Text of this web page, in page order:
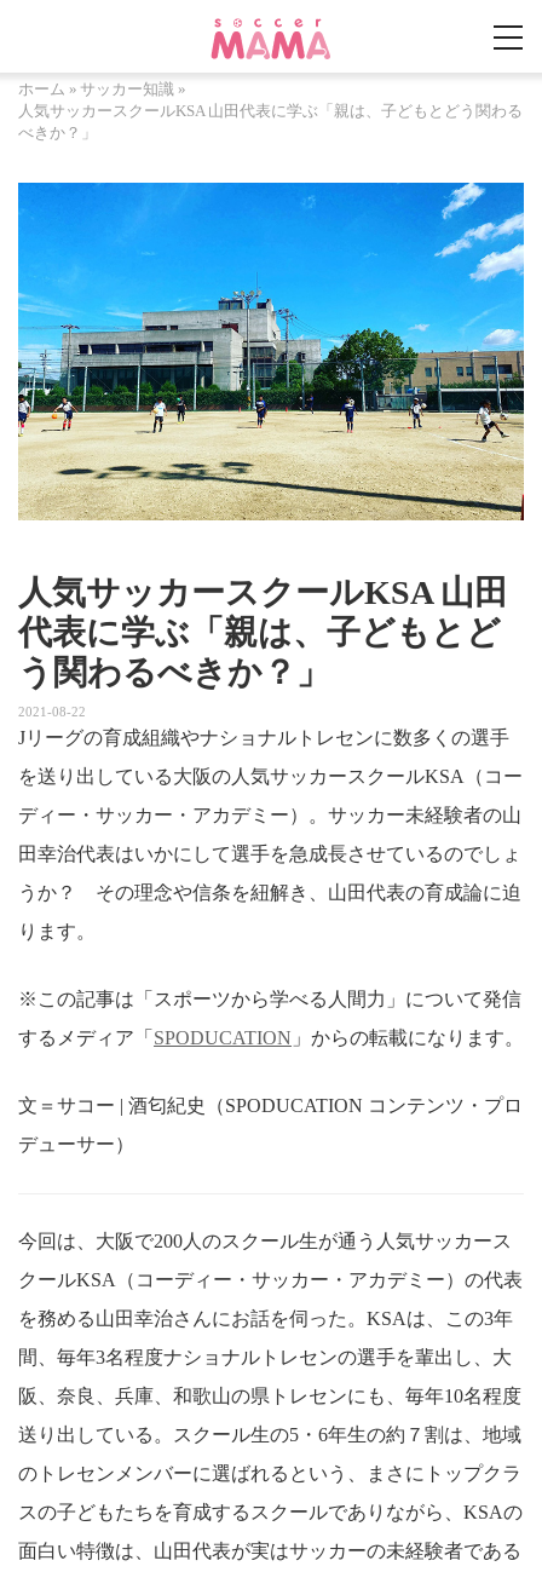
ホーム » サッカー知識 »
人気サッカースクールKSA 山田代表に学ぶ「親は、子どもとどう関わる
べきか？」
人気サッカースクールKSA 山田
代表に学ぶ「親は、子どもとど
う関わるべきか？」
2021-08-22
Jリーグの育成組織やナショナルトレセンに数多くの選手
を送り出している大阪の人気サッカースクールKSA（コー
ディー・サッカー・アカデミー）。サッカー未経験者の山
田幸治代表はいかにして選手を急成長させているのでしょ
うか？ その理念や信条を紐解き、山田代表の育成論に迫
ります。
※この記事は「スポーツから学べる人間力」について発信
するメディア「 SPODUCATION 」からの転載になります。
文＝サコー | 酒匂紀史（SPODUCATION コンテンツ・プロ
デューサー）
今回は、大阪で200人のスクール生が通う人気サッカース
クールKSA（コーディー・サッカー・アカデミー）の代表
を務める山田幸治さんにお話を伺った。KSAは、この3年
間、毎年3名程度ナショナルトレセンの選手を輩出し、大
阪、奈良、兵庫、和歌山の県トレセンにも、毎年10名程度
送り出している。スクール生の5・6年生の約７割は、地域
のトレセンメンバーに選ばれるという、まさにトップクラ
スの子どもたちを育成するスクールでありながら、KSAの
面白い特徴は、山田代表が実はサッカーの未経験者である